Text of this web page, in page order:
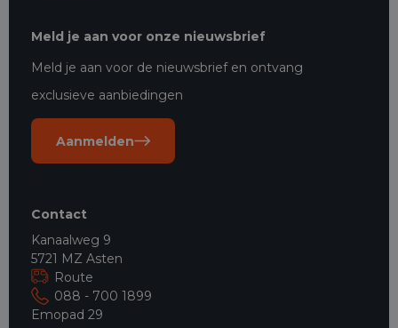
Meld je aan voor onze nieuwsbrief
Meld je aan voor de nieuwsbrief en ontvang
exclusieve aanbiedingen
Aanmelden
Contact
Kanaalweg 9
5721 MZ Asten
Route
088 - 700 1899
Emopad 29